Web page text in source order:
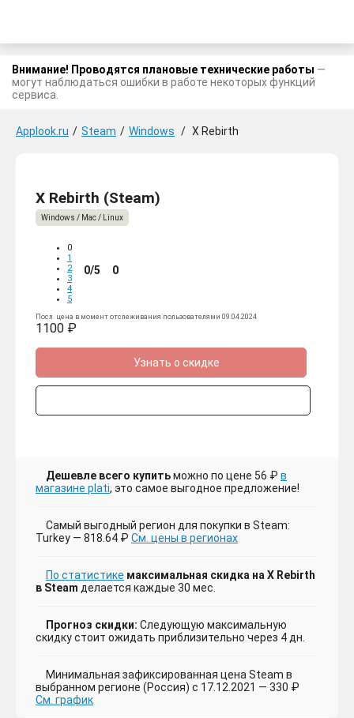
Внимание! Проводятся плановые технические работы —
могут наблюдаться ошибки в работе некоторых функций
сервиса.
Applook.ru / Steam / Windows / X Rebirth
X Rebirth (Steam)
Windows / Mac / Linux
0
1
2
3
4
5
0/5 0
Посл. цена в момент отслеживания пользователями 09.04.2024
1100 ₽
Узнать о скидке
Дешевле всего купитьможно по цене 56 ₽ в
магазине plati, это самое выгодное предложение!
Самый выгодный регион для покупки в Steam:
Turkey — 818.64 ₽ См. цены в регионах
По статистике максимальная скидка на X Rebirth
в Steam делается каждые 30 мес.
Прогноз скидки: Следующую максимальную
скидку стоит ожидать приблизительно через 4 дн.
Минимальная зафиксированная цена Steam в
выбранном регионе (Россия) с 17.12.2021 — 330 ₽
См. график